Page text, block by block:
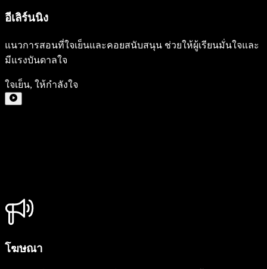
อีเลิร์นนิง
แนวการสอนที่ใจเย็นและคอยสนับสนุน ช่วยให้ผู้เรียนมั่นใจและ
มีแรงบันดาลใจ
ใจเย็น, ให้กำลังใจ
โฆษณา